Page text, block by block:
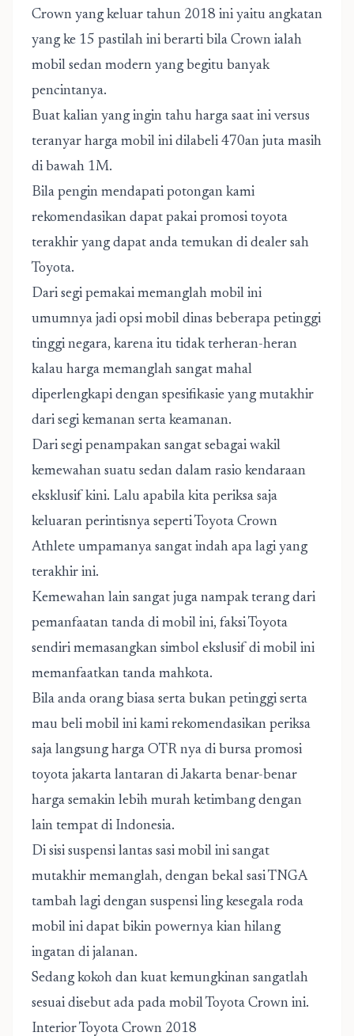
Crown yang keluar tahun 2018 ini yaitu angkatan
yang ke 15 pastilah ini berarti bila Crown ialah
mobil sedan modern yang begitu banyak
pencintanya.
Buat kalian yang ingin tahu harga saat ini versus
teranyar harga mobil ini dilabeli 470an juta masih
di bawah 1M.
Bila pengin mendapati potongan kami
rekomendasikan dapat pakai promosi toyota
terakhir yang dapat anda temukan di dealer sah
Toyota.
Dari segi pemakai memanglah mobil ini
umumnya jadi opsi mobil dinas beberapa petinggi
tinggi negara, karena itu tidak terheran-heran
kalau harga memanglah sangat mahal
diperlengkapi dengan spesifikasie yang mutakhir
dari segi kemanan serta keamanan.
Dari segi penampakan sangat sebagai wakil
kemewahan suatu sedan dalam rasio kendaraan
eksklusif kini. Lalu apabila kita periksa saja
keluaran perintisnya seperti Toyota Crown
Athlete umpamanya sangat indah apa lagi yang
terakhir ini.
Kemewahan lain sangat juga nampak terang dari
pemanfaatan tanda di mobil ini, faksi Toyota
sendiri memasangkan simbol ekslusif di mobil ini
memanfaatkan tanda mahkota.
Bila anda orang biasa serta bukan petinggi serta
mau beli mobil ini kami rekomendasikan periksa
saja langsung harga OTR nya di bursa promosi
toyota jakarta lantaran di Jakarta benar-benar
harga semakin lebih murah ketimbang dengan
lain tempat di Indonesia.
Di sisi suspensi lantas sasi mobil ini sangat
mutakhir memanglah, dengan bekal sasi TNGA
tambah lagi dengan suspensi ling kesegala roda
mobil ini dapat bikin powernya kian hilang
ingatan di jalanan.
Sedang kokoh dan kuat kemungkinan sangatlah
sesuai disebut ada pada mobil Toyota Crown ini.
Interior Toyota Crown 2018